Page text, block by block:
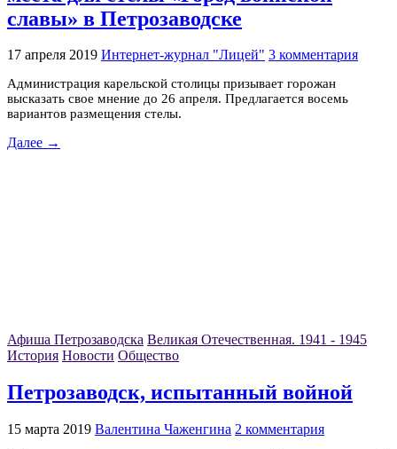
славы» в Петрозаводске
17 апреля 2019 Интернет-журнал "Лицей" 3 комментария
Администрация карельской столицы призывает горожан
высказать свое мнение до 26 апреля. Предлагается восемь
вариантов размещения стелы.
Далее →
Афиша Петрозаводска Великая Отечественная. 1941 - 1945
История Новости Общество
Петрозаводск, испытанный войной
15 марта 2019 Валентина Чаженгина 2 комментария